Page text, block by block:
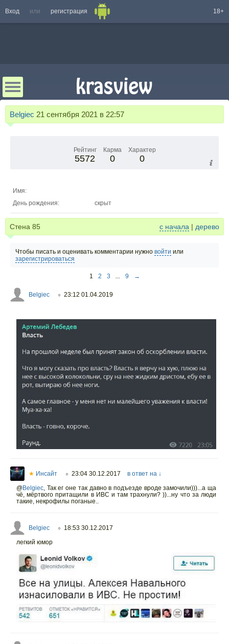
Вход или регистрация 18+
Belgiec 21 сентября 2021 в 22:57
Рейтинг
5572
Карма
0
Характер
0
Имя:
День рождения:
скрыт
Стена 85 с начала | дерево
Чтобы писать и оценивать комментарии нужно войти или
зарегистрироваться
1 2 3 ... 9 →
Belgiec ○ 23:12 01.04.2019
★ Инсайт ○ 23:04 30.12.2017
в ответ на ↓
@Belgiec Так ег оне так давно в подъезде вроде замочили)))...а ща
чё, мёртвого притащили в ИВС и там трахнули? ))...ну что за люди
такие, некрофилы поганые..
Belgiec ○ 18:53 30.12.2017
легкий юмор